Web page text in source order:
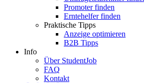
Promoter finden
Erntehelfer finden
Praktische Tipps
Anzeige optimieren
B2B Tipps
Info
Über StudentJob
FAQ
Kontakt